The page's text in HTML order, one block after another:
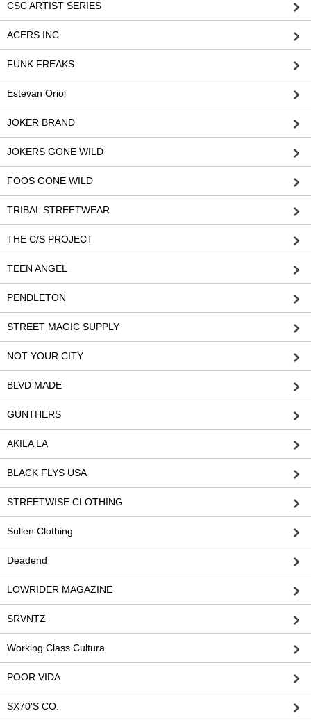
CSC ARTIST SERIES
ACERS INC.
FUNK FREAKS
Estevan Oriol
JOKER BRAND
JOKERS GONE WILD
FOOS GONE WILD
TRIBAL STREETWEAR
THE C/S PROJECT
TEEN ANGEL
PENDLETON
STREET MAGIC SUPPLY
NOT YOUR CITY
BLVD MADE
GUNTHERS
AKILA LA
BLACK FLYS USA
STREETWISE CLOTHING
Sullen Clothing
Deadend
LOWRIDER MAGAZINE
SRVNTZ
Working Class Cultura
POOR VIDA
SX70'S CO.